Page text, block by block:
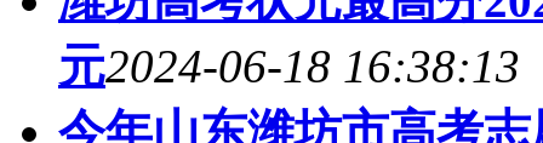
元2024-06-18 16:38:13
今年山东潍坊市高考